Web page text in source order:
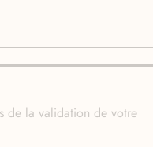
de la validation de votre